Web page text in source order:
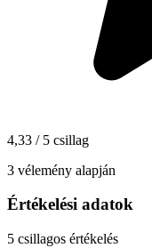
4,33 / 5 csillag
3 vélemény alapján
Értékelési adatok
5 csillagos értékelés